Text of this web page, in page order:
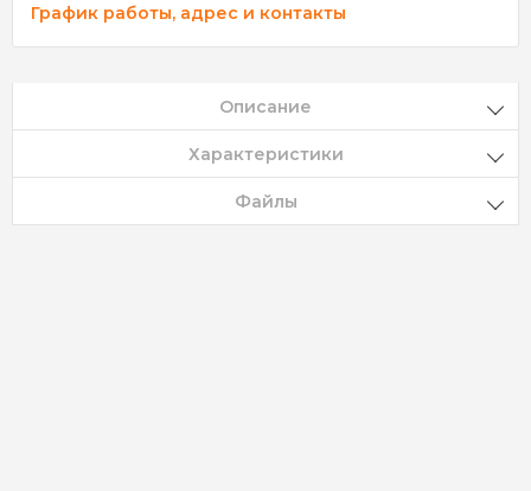
График работы, адрес и контакты
Описание
Характеристики
Файлы